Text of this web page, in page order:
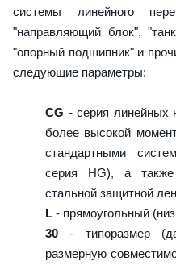
системы линейного
"направляющий блок",
"опорный подшипник" и
следующие параметры:
CG - серия линейных
более высокой
стандартными
серия HG), а также
стальной защитной
L - прямоугольный
30 - типоразмер
размерную